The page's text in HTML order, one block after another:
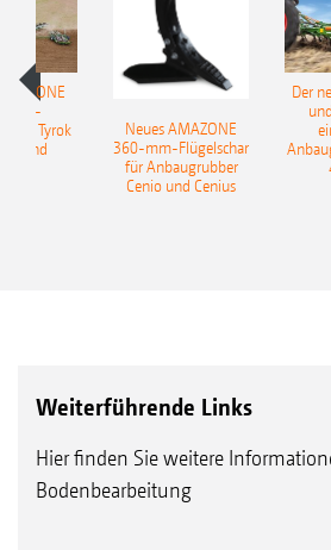
Tyrok
Neues AMAZONE
360-mm-Flügelschar
für Anbaugrubber
Cenio und Cenius
Der
Weiterführende Links
Hier finden Sie weitere
Bodenbearbeitung